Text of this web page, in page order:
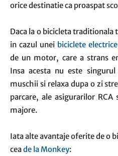
orice destinatie ca proaspat
Daca la o bicicleta traditionala
in cazul unei biciclete electrice
de un motor, care a strans
Insa acesta nu este
muschii si relaxa dupa o zi
parcare, ale asigurarilor RCA
majore.
Iata alte avantaje oferite de o
ceade la Monkey: